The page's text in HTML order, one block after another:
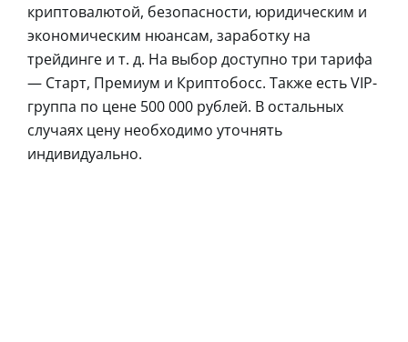
криптовалютой, безопасности, юридическим и
экономическим нюансам, заработку на
трейдинге и т. д. На выбор доступно три тарифа
— Старт, Премиум и Криптобосс. Также есть VIP-
группа по цене 500 000 рублей. В остальных
случаях цену необходимо уточнять
индивидуально.